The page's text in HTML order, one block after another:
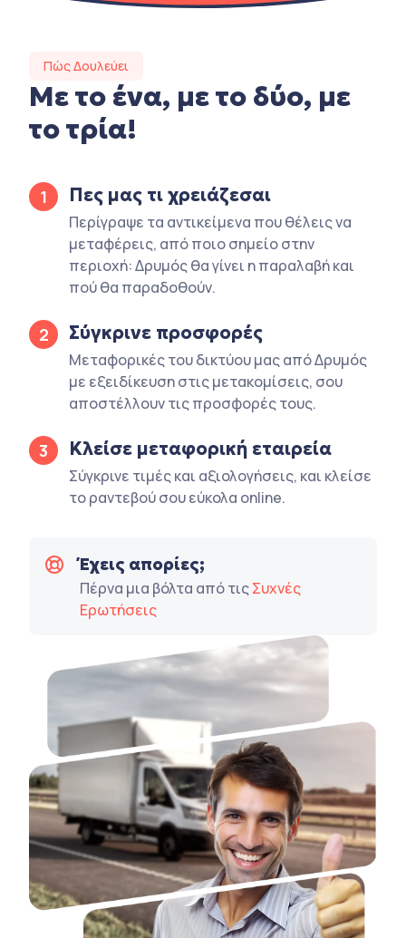
Πώς Δουλεύει
Με το ένα, με το δύο, με
το τρία!
1 Πες μας τι χρειάζεσαι
Περίγραψε τα αντικείμενα που θέλεις να
μεταφέρεις, από ποιο σημείο στην
περιοχή: Δρυμός θα γίνει η παραλαβή και
πού θα παραδοθούν.
2 Σύγκρινε προσφορές
Μεταφορικές του δικτύου μας από Δρυμός
με εξειδίκευση στις μετακομίσεις, σου
αποστέλλουν τις προσφορές τους.
3 Κλείσε μεταφορική εταιρεία
Σύγκρινε τιμές και αξιολογήσεις, και κλείσε
το ραντεβού σου εύκολα online.
Έχεις απορίες;
Πέρνα μια βόλτα από τιςΣυχνές
Ερωτήσεις